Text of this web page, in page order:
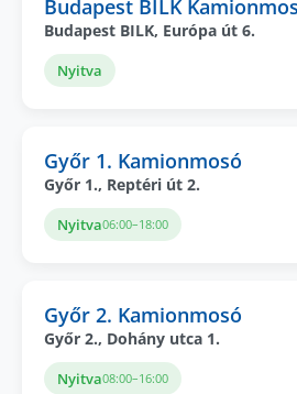
Budapest BILK
Budapest BILK, Európa út 6.
Nyitva
Győr 1. Kamionmosó
Győr 1., Reptéri út 2.
Nyitva06:00–18:00
Győr 2. Kamionmosó
Győr 2., Dohány utca 1.
Nyitva08:00–16:00